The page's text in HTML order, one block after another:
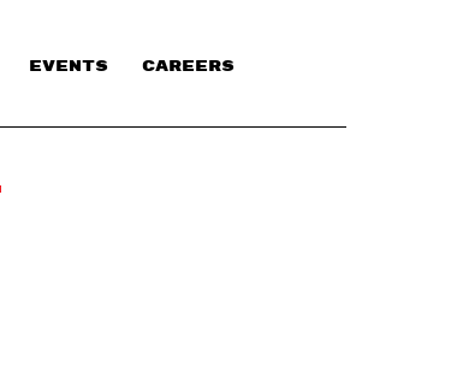
EVENTS CAREERS